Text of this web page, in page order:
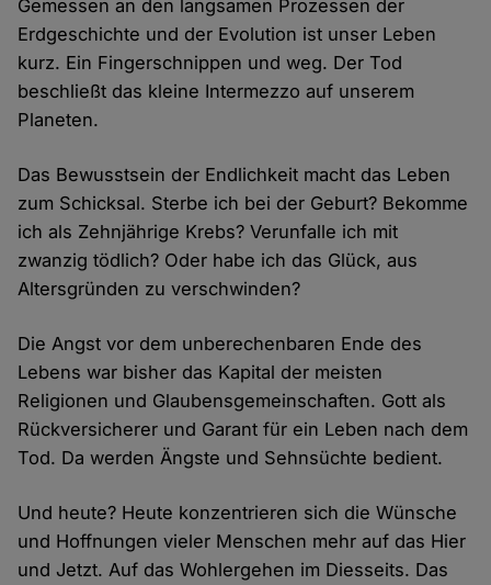
Gemessen an den langsamen Prozessen der
Erdgeschichte und der Evolution ist unser Leben
kurz. Ein Fingerschnippen und weg. Der Tod
beschließt das kleine Intermezzo auf unserem
Planeten.
Das Bewusstsein der Endlichkeit macht das Leben
zum Schicksal. Sterbe ich bei der Geburt? Bekomme
ich als Zehnjährige Krebs? Verunfalle ich mit
zwanzig tödlich? Oder habe ich das Glück, aus
Altersgründen zu verschwinden?
Die Angst vor dem unberechenbaren Ende des
Lebens war bisher das Kapital der meisten
Religionen und Glaubensgemeinschaften. Gott als
Rückversicherer und Garant für ein Leben nach dem
Tod. Da werden Ängste und Sehnsüchte bedient.
Und heute? Heute konzentrieren sich die Wünsche
und Hoffnungen vieler Menschen mehr auf das Hier
und Jetzt. Auf das Wohlergehen im Diesseits. Das